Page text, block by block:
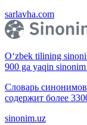
sarlavha.com
O‘zbek tilining
900 ga yaqin sinonim
Словарь
содержит более
sinonim.uz